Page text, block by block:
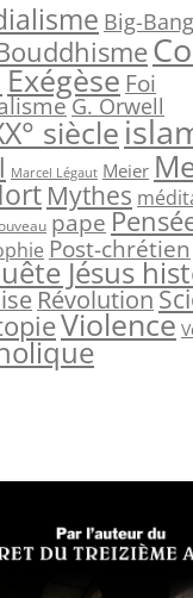
Big-Bang
Exégèse Foi
G. Orwell
siècle
Marcel Légaut Meier
Mythes
pape
Post-chrétien
Jésus
Révolution
Violence